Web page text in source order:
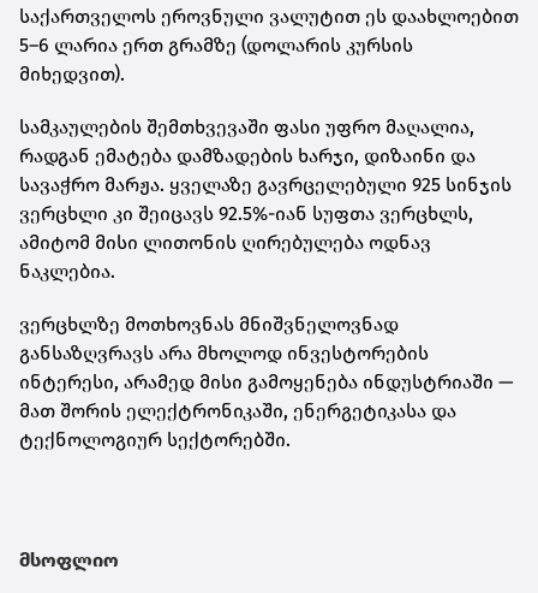
საქართველოს ეროვნული ვალუტით ეს დაახლოებით
5–6 ლარია ერთ გრამზე (დოლარის კურსის
მიხედვით).
სამკაულების შემთხვევაში ფასი უფრო მაღალია,
რადგან ემატება დამზადების ხარჯი, დიზაინი და
სავაჭრო მარჟა. ყველაზე გავრცელებული 925 სინჯის
ვერცხლი კი შეიცავს 92.5%-იან სუფთა ვერცხლს,
ამიტომ მისი ლითონის ღირებულება ოდნავ
ნაკლებია.
ვერცხლზე მოთხოვნას მნიშვნელოვნად
განსაზღვრავს არა მხოლოდ ინვესტორების
ინტერესი, არამედ მისი გამოყენება ინდუსტრიაში —
მათ შორის ელექტრონიკაში, ენერგეტიკასა და
ტექნოლოგიურ სექტორებში.
მსოფლიო